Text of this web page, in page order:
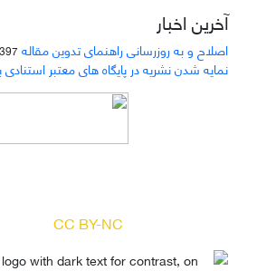
آخرین اخبار
اصلاح و به روزرسانی راهنمای تدوین مقاله 02-24
نمایه شدن نشریه در پایگاه های معتبر استنادی
CC BY-NC